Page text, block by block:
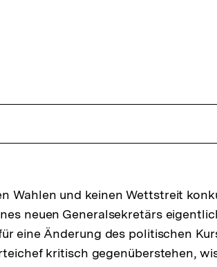
Wahlen und keinen Wettstreit
neuen Generalsekretärs
eine Änderung des politischen
kritisch gegenüberstehen,